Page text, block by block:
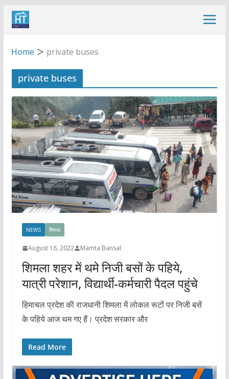
Skip
Home
private buses
private buses
NEWS शिमला
August 16, 2022 Mamta Bansal
शिमला शहर में थमे निजी बसों के पहिये,
यात्री परेशान, विद्यार्थी-कर्मचारी पैदल पहुंचे
हिमाचल प्रदेश की राजधानी शिमला में लोकल रूटों पर निजी बसें
के पहिये आज थम गए हैं। प्रदेश सरकार और
Read More